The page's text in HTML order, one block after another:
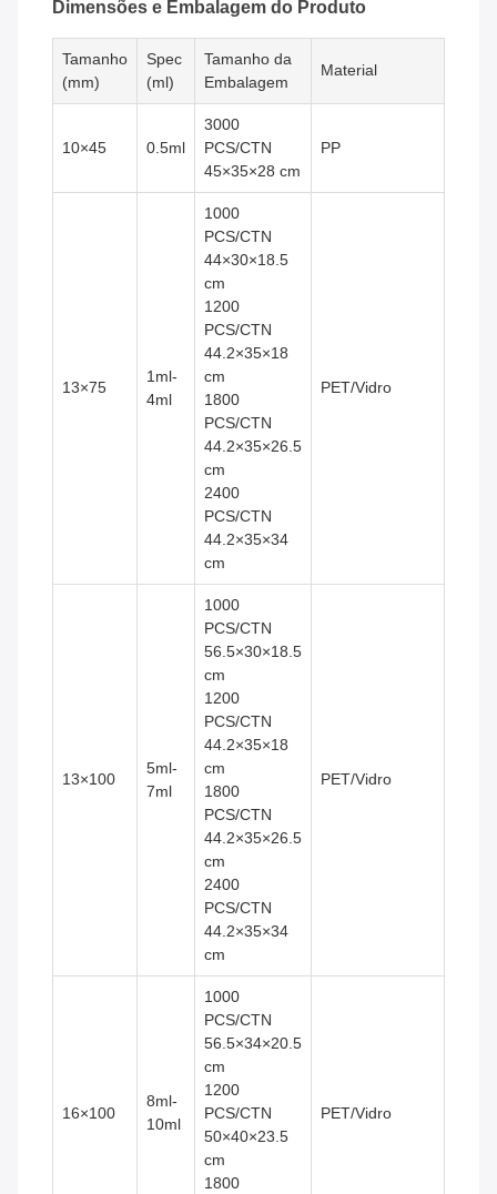
Dimensões e Embalagem do Produto
Tamanho
(mm)
Spec
(ml)
Tamanho da
Embalagem
Material
10×45 0.5ml
3000
PCS/CTN
45×35×28 cm
PP
13×75
1ml-
4ml
1000
PCS/CTN
44×30×18.5
cm
1200
PCS/CTN
44.2×35×18
cm
1800
PCS/CTN
44.2×35×26.5
cm
2400
PCS/CTN
44.2×35×34
cm
PET/Vidro
13×100
5ml-
7ml
1000
PCS/CTN
56.5×30×18.5
cm
1200
PCS/CTN
44.2×35×18
cm
1800
PCS/CTN
44.2×35×26.5
cm
2400
PCS/CTN
44.2×35×34
cm
PET/Vidro
16×100
8ml-
10ml
1000
PCS/CTN
56.5×34×20.5
cm
1200
PCS/CTN
50×40×23.5
cm
1800
PET/Vidro